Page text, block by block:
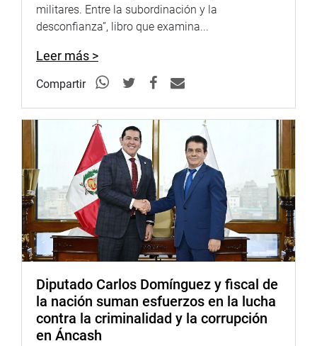
militares. Entre la subordinación y la
desconfianza”, libro que examina...
Leer más >
Compartir
Diputado Carlos Domínguez y fiscal de
la nación suman esfuerzos en la lucha
contra la criminalidad y la corrupción
en Áncash